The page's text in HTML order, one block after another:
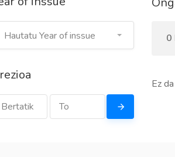
Hautatu Year of inssue 0
Ez